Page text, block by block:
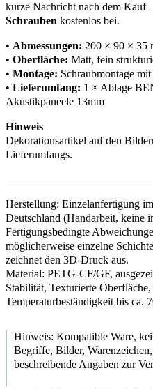
kurze Nachricht nach dem Kauf
Schrauben kostenlos bei.
• Abmessungen: 200 × 90 × 35
• Oberfläche: Matt, fein
• Montage: Schraubmontage
• Lieferumfang: 1 × Ablage
Akustikpaneele 13mm
Hinweis
Dekorationsartikel auf den
Lieferumfangs.
Herstellung: Einzelanfertigung
Deutschland (Handarbeit, keine
Fertigungsbedingte
möglicherweise einzelne
zeichnet den 3D-Druck aus.
Material: PETG-CF/GF,
Stabilität, Texturierte
Temperaturbeständigkeit bis ca.
Hinweis: Kompatible Ware,
Begriffe, Bilder,
beschreibende Angaben zur